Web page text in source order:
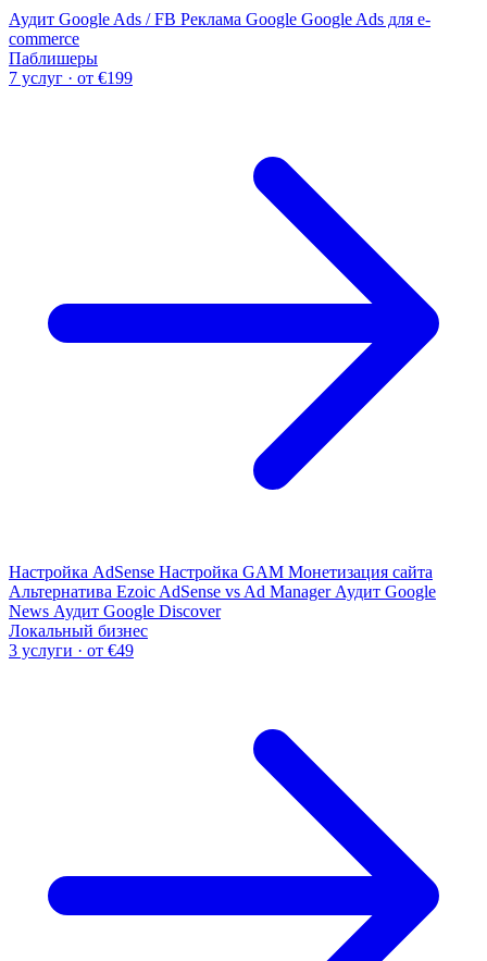
Аудит Google Ads / FB Реклама Google Google Ads для e-
commerce
Паблишеры
7 услуг · от €199
Настройка AdSense Настройка GAM Монетизация сайта
Альтернатива Ezoic AdSense vs Ad Manager Аудит Google
News Аудит Google Discover
Локальный бизнес
3 услуги · от €49